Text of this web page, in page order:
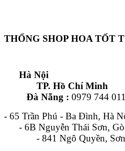
THỐNG SHOP HOA TỐT
Hà
TP. Hồ
Đà Nẵng : 0979 744 011
- 65 Trần Phú -
- 6B Nguyễn Thái
- 841 Ngô Quyền, Sơn